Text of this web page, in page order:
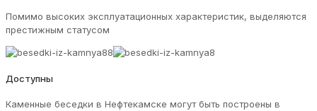
Помимо высоких эксплуатационных характеристик, выделяются
престижным статусом
Доступны
Каменные беседки в Нефтекамске могут быть построены в